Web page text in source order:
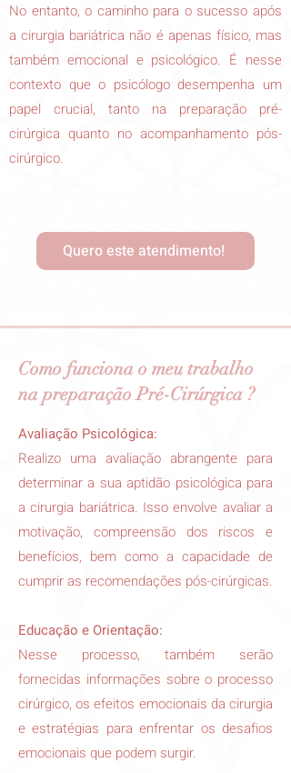
No entanto, o caminho para o sucesso após
a cirurgia bariátrica não é apenas físico, mas
também emocional e psicológico. É nesse
contexto que o psicólogo desempenha um
papel crucial, tanto na preparação pré-
cirúrgica quanto no acompanhamento pós-
cirúrgico.
Quero este atendimento!
Como funciona o meu trabalho
na preparação Pré-Cirúrgica ?
Avaliação Psicológica:
Realizo uma avaliação abrangente para
determinar a sua aptidão psicológica para
a cirurgia bariátrica. Isso envolve avaliar a
motivação, compreensão dos riscos e
benefícios, bem como a capacidade de
cumprir as recomendações pós-cirúrgicas.
Educação e Orientação:
Nesse processo, também serão
fornecidas informações sobre o processo
cirúrgico, os efeitos emocionais da cirurgia
e estratégias para enfrentar os desafios
emocionais que podem surgir.